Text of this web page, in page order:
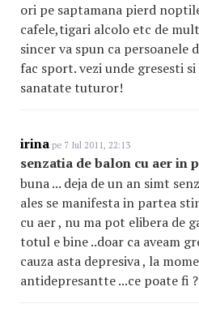
ori pe saptamana pierd
cafele,tigari alcolo etc de
sincer va spun ca persoanele
fac sport. vezi unde gresesti
sanatate tuturor!
irina pe 7 Iul 2011, 22:13
senzatia de balon cu aer in
buna ... deja de un an simt
ales se manifesta in partea
cu aer , nu ma pot elibera de
totul e bine ..doar ca aveam
cauza asta depresiva , la
antidepresantte ...ce poate fi ?